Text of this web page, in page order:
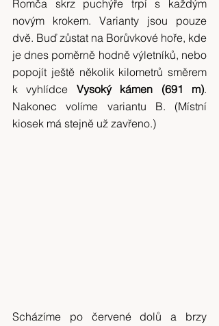
Romča skrz puchýře trpí s každým
novým krokem. Varianty jsou pouze
dvě. Buď zůstat na Borůvkové hoře, kde
je dnes poměrně hodně výletníků, nebo
popojít ještě několik kilometrů směrem
k vyhlídce Vysoký kámen (691 m).
Nakonec volíme variantu B. (Místní
kiosek má stejně už zavřeno.)
Scházíme po červené dolů a brzy